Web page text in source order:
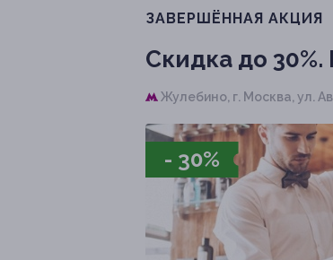
ЗАВЕРШЁННАЯ АКЦИЯ
Скидка до 30%.
Жулебино, г. Москва, ​ул.
- 30%